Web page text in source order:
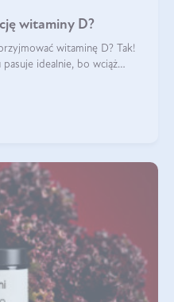
witaminy D?
witaminę D? Tak!
idealnie, bo wciąż